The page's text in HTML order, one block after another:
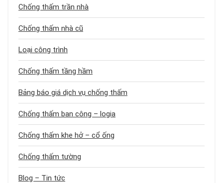
Chống thấm trần nhà
Chống thấm nhà cũ
Loại công trình
Chống thấm tầng hầm
Bảng báo giá dịch vụ chống thấm
Chống thấm ban công – logia
Chống thấm khe hở – cổ ống
Chống thấm tường
Blog – Tin tức